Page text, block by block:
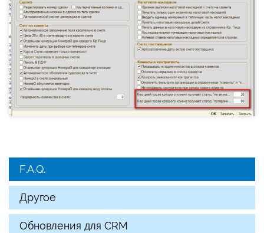
F.A.Q.
Другое
Обновления для CRM